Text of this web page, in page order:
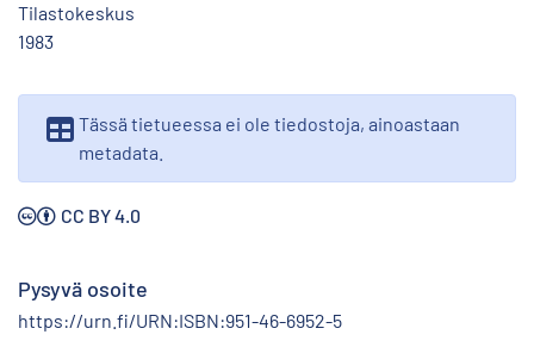
Tilastokeskus
1983
Tässä tietueessa ei ole tiedostoja, ainoastaan
metadata.
CC BY 4.0
Pysyvä osoite
https://urn.fi/URN:ISBN:951-46-6952-5